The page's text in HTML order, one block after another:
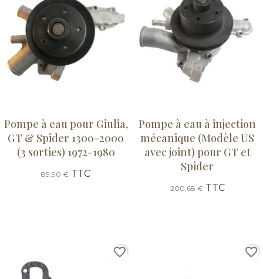
Pompe à eau pour Giulia,
GT & Spider 1300-2000
(3 sorties) 1972-1980
89,90 € TTC
Pompe à eau à injection
mécanique (Modèle US
avec joint) pour GT et
Spider
200,68 €TTC
favorite_border favorite_border